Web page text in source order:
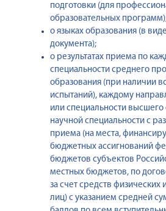
подготовки (для
образовательных
о языках образования (в
документа);
о результатах приема по
специальности среднего
образования (при наличии
испытаний), каждому
или специальности
научной специальности с
приема (на места,
бюджетных ассигнований
бюджетов субъектов
местных бюджетов, по
за счет средств
лиц) с указанием средней